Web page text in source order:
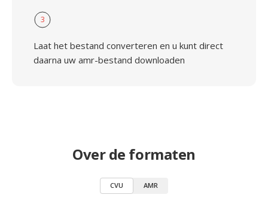
3
Laat het bestand converteren en u kunt direct
daarna uw amr-bestand downloaden
Over de formaten
CVU AMR